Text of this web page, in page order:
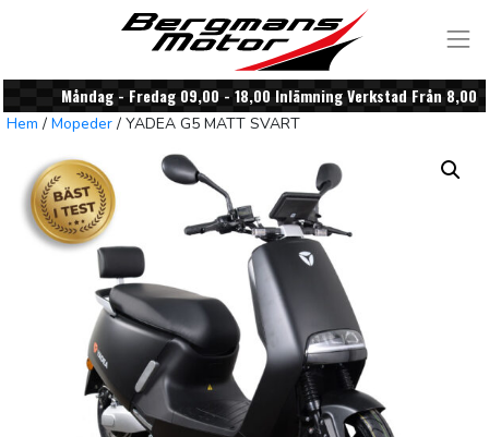
Måndag - Fredag 09,00 - 18,00 Inlämning Verkstad Från 8,00
Hem / Mopeder / YADEA G5 MATT SVART